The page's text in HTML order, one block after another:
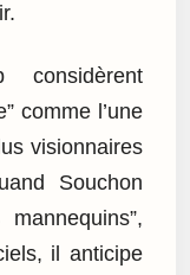
comme l’une
visionnaires
Souchon
il anticipe